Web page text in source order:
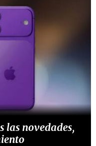
las novedades,